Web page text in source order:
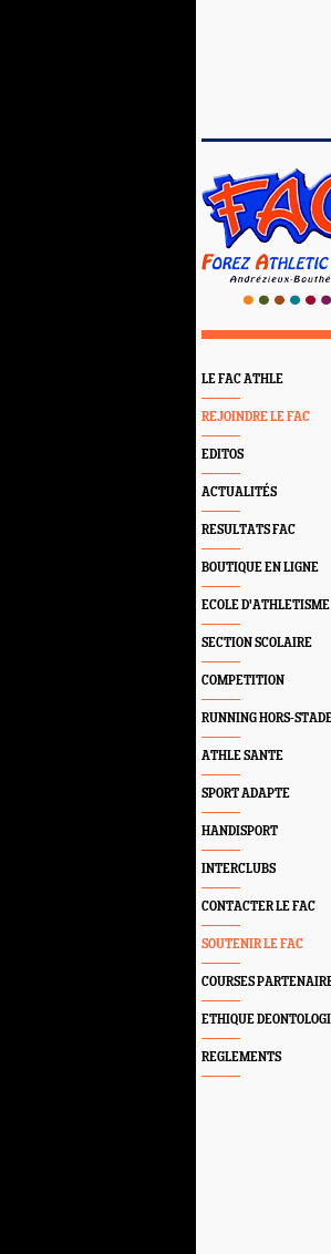
LE FAC ATHLE
REJOINDRE LE FAC
EDITOS
ACTUALITÉS
RESULTATS FAC
BOUTIQUE EN LIGNE
ECOLE D'ATHLETISME
SECTION SCOLAIRE
COMPETITION
RUNNING HORS-
ATHLE SANTE
SPORT ADAPTE
HANDISPORT
INTERCLUBS
CONTACTER LE FAC
SOUTENIR LE FAC
COURSES
ETHIQUE
REGLEMENTS